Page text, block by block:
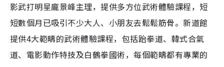
影武打明星龐景峰主理，提供多方位武術體驗課程，短
短數個月已吸引不少大人、小朋友去鬆鬆筋骨。新道館
提供4大範疇的武術體驗課程，包括跆拳道、韓式合氣
道、電影動作特技及白鶴拳國術，每個範疇都有專業的